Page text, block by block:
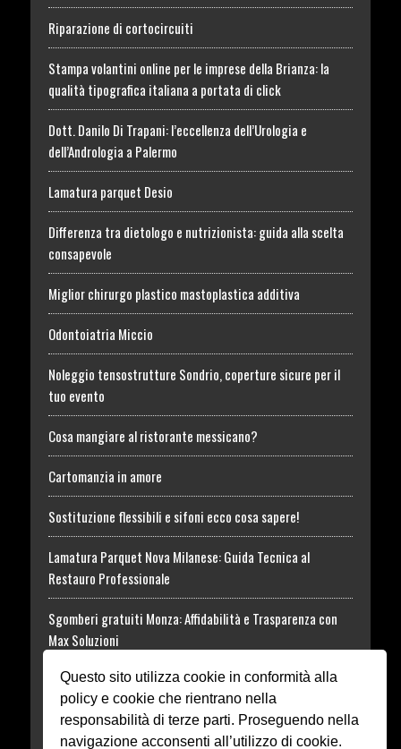
Questo sito utilizza cookie in conformità alla
policy e cookie che rientrano nella
responsabilità di terze parti. Proseguendo nella
navigazione acconsenti all’utilizzo di cookie.
Riparazione di cortocircuiti
Stampa volantini online per le imprese della Brianza: la
qualità tipografica italiana a portata di click
Dott. Danilo Di Trapani: l’eccellenza dell’Urologia e
dell’Andrologia a Palermo
Lamatura parquet Desio
Differenza tra dietologo e nutrizionista: guida alla scelta
consapevole
Miglior chirurgo plastico mastoplastica additiva
Odontoiatria Miccio
Noleggio tensostrutture Sondrio, coperture sicure per il
tuo evento
Cosa mangiare al ristorante messicano?
Cartomanzia in amore
Sostituzione flessibili e sifoni ecco cosa sapere!
Lamatura Parquet Nova Milanese: Guida Tecnica al
Restauro Professionale
Sgomberi gratuiti Monza: Affidabilità e Trasparenza con
Max Soluzioni
Tossina Botulinica: informazioni utili al Trattamento
Rhodense Funeral